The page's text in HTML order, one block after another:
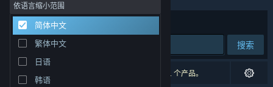
客服
更改语言
依语言缩小范围
简体中文
繁体中文
日语
韩语
排序依据 相关性
搜索
0 个匹配的搜索结果。 根据您的偏好，已排除了 1 个产品。